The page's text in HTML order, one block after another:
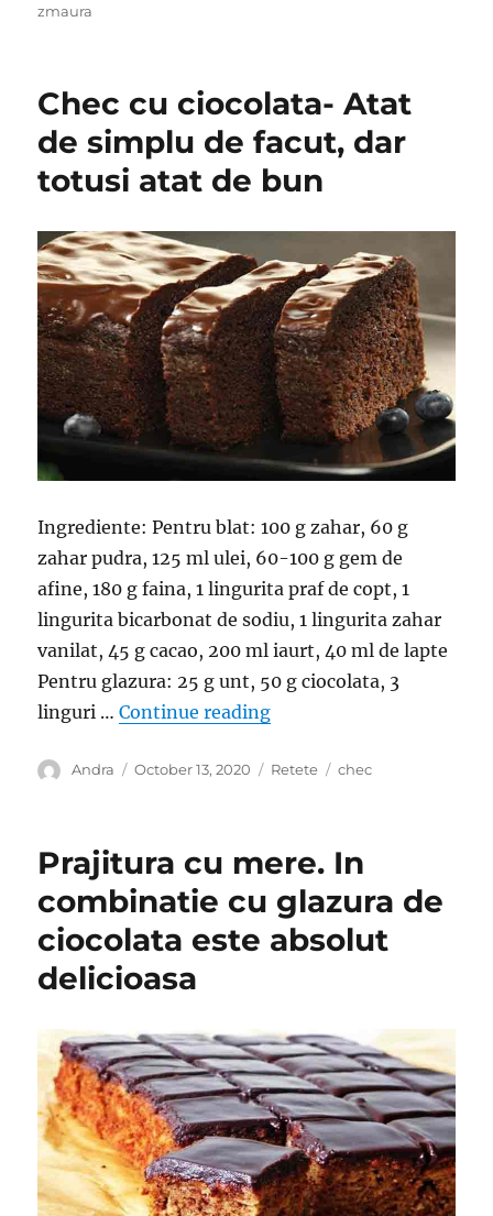
zmaura
Chec cu ciocolata- Atat
de simplu de facut, dar
totusi atat de bun
Ingrediente: Pentru blat: 100 g zahar, 60 g
zahar pudra, 125 ml ulei, 60-100 g gem de
afine, 180 g faina, 1 lingurita praf de copt, 1
lingurita bicarbonat de sodiu, 1 lingurita zahar
vanilat, 45 g cacao, 200 ml iaurt, 40 ml de lapte
Pentru glazura: 25 g unt, 50 g ciocolata, 3
linguri …Continue reading“Chec cu ciocolata- Atat
Author
Andra
Posted
October 13, 2020 Categories
Retete Tags
chec
Prajitura cu mere. In
combinatie cu glazura de
ciocolata este absolut
delicioasa